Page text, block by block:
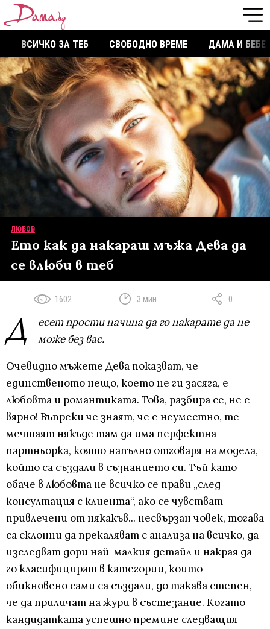
ВСИЧКО ЗА ТЕБ СВОБОДНО ВРЕМЕ ДАМА И БЕБЕ
ЛЮБОВ
Ето как да накараш мъжа Дева да
се влюби в теб
1602 3 мин 0
Д
есет прости начина да го накарате да не
може без вас.
Очевидно мъжете Дева показват, че
единственото нещо, което не ги засяга, е
любовта и романтиката. Това, разбира се, не е
вярно! Въпреки че знаят, че е неуместно, те
мечтаят някъде там да има перфектна
партньорка, която напълно отговаря на модела,
който са създали в съзнанието си. Тъй като
обаче в любовта не всичко се прави „след
консултация с клиента“, ако се чувстват
привлечени от някакъв... несвързан човек, тогава
са склонни да прекаляват с анализа на всичко, да
изследват дори най-малкия детайл и накрая да
го класифицират в категории, които
обикновено сами са създали, до такава степен,
че да приличат на жури в състезание. Когато
кандидатката успешно премине следващия